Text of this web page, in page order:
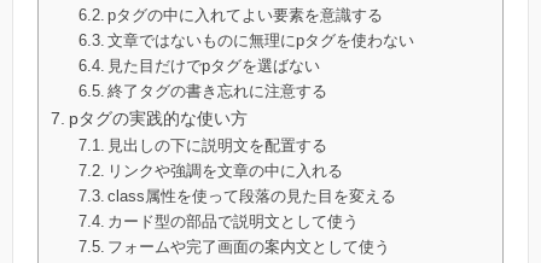
pタグの中に入れてよい要素を意識する
文章ではないものに無理にpタグを使わない
見た目だけでpタグを選ばない
終了タグの書き忘れに注意する
pタグの実践的な使い方
見出しの下に説明文を配置する
リンクや強調を文章の中に入れる
class属性を使って段落の見た目を変える
カード型の部品で説明文として使う
フォームや完了画面の案内文として使う